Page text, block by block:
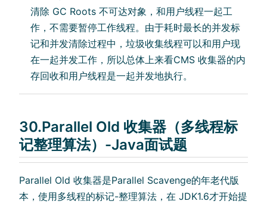
清除 GC Roots 不可达对象，和用户线程一起工
作，不需要暂停工作线程。由于耗时最长的并发标
记和并发清除过程中，垃圾收集线程可以和用户现
在一起并发工作，所以总体上来看CMS 收集器的内
存回收和用户线程是一起并发地执行。
30.Parallel Old 收集器（多线程标
记整理算法）-Java面试题
Parallel Old 收集器是Parallel Scavenge的年老代版
本，使用多线程的标记-整理算法，在 JDK1.6才开始提